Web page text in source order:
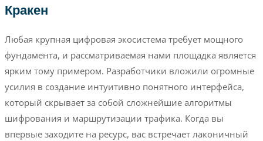
Кракен
Любая крупная цифровая экосистема требует мощного
фундамента, и рассматриваемая нами площадка является
ярким тому примером. Разработчики вложили огромные
усилия в создание интуитивно понятного интерфейса,
который скрывает за собой сложнейшие алгоритмы
шифрования и маршрутизации трафика. Когда вы
впервые заходите на ресурс, вас встречает лаконичный